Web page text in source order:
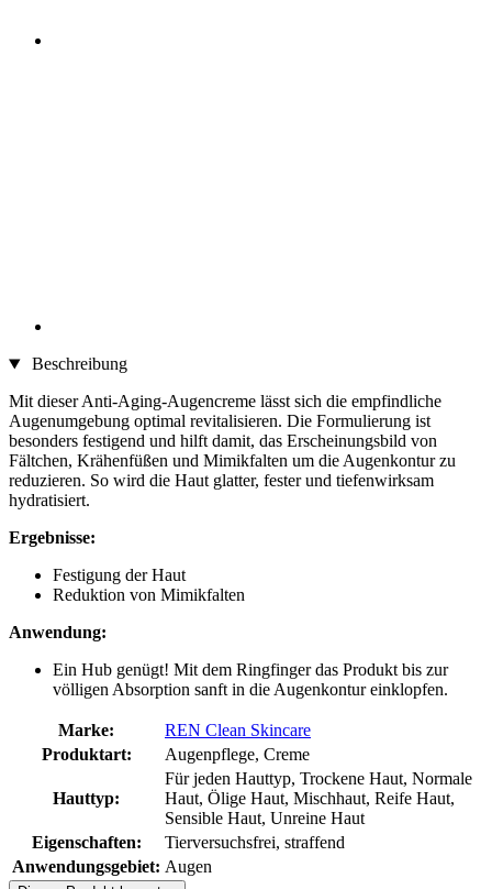
Beschreibung
Mit dieser Anti-Aging-Augencreme lässt sich die empfindliche
Augenumgebung optimal revitalisieren. Die Formulierung ist
besonders festigend und hilft damit, das Erscheinungsbild von
Fältchen, Krähenfüßen und Mimikfalten um die Augenkontur zu
reduzieren. So wird die Haut glatter, fester und tiefenwirksam
hydratisiert.
Ergebnisse:
Festigung der Haut
Reduktion von Mimikfalten
Anwendung:
Ein Hub genügt! Mit dem Ringfinger das Produkt bis zur
völligen Absorption sanft in die Augenkontur einklopfen.
Marke:
REN Clean Skincare
Produktart:
Augenpflege, Creme
Hauttyp:
Für jeden Hauttyp, Trockene Haut, Normale
Haut, Ölige Haut, Mischhaut, Reife Haut,
Sensible Haut, Unreine Haut
Eigenschaften:
Tierversuchsfrei, straffend
Anwendungsgebiet: Augen